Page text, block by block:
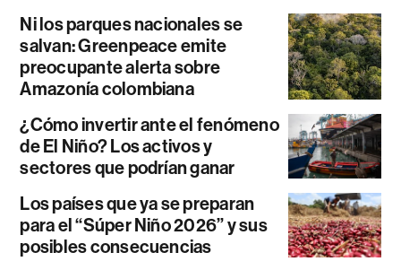
Ni los parques nacionales se
salvan: Greenpeace emite
preocupante alerta sobre
Amazonía colombiana
¿Cómo invertir ante el fenómeno
de El Niño? Los activos y
sectores que podrían ganar
Los países que ya se preparan
para el “Súper Niño 2026” y sus
posibles consecuencias